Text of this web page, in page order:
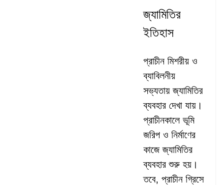
জ্যামিতির
ইতিহাস
প্রাচীন মিশরীয় ও
ব্যাবিলনীয়
সভ্যতায় জ্যামিতির
ব্যবহার দেখা যায়।
প্রাচীনকালে ভূমি
জরিপ ও নির্মাণের
কাজে জ্যামিতির
ব্যবহার শুরু হয়।
তবে, প্রাচীন গ্রিসে